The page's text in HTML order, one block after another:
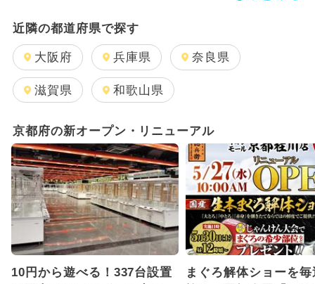
夏休み 雨の日OK
2024年7月のイベント
GW(ゴールデンウィーク)
2026年1月のイベント
2026年8月のイベント キャラクター
2025年3月のイベント
2024年3月のイベント
近隣の都道府県で探す
大阪府 兵庫県 奈良県
滋賀県 和歌山県
京都府の新オープン・リニューアル
10円から遊べる！337台設置
まぐろ解体ショーを毎